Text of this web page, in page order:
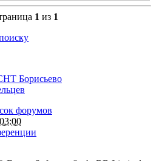
1 из 1
Борисьево
форумов